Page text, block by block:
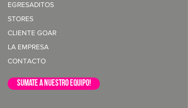
EGRESADITOS
STORES
CLIENTE GOAR
LA EMPRESA
CONTACTO
sumate a nuestro equipo!